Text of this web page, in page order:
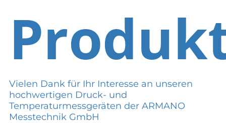
Vielen Dank für Ihr Interesse an unseren
hochwertigen Druck- und
Temperaturmessgeräten der ARMANO
Messtechnik GmbH